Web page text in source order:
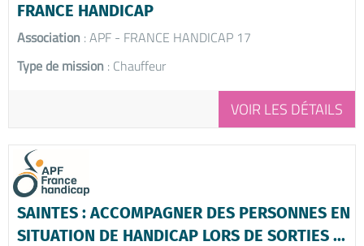
FRANCE HANDICAP
Association : APF - FRANCE HANDICAP 17
Type de mission : Chauffeur
VOIR LES DÉTAILS
SAINTES : ACCOMPAGNER DES PERSONNES EN
SITUATION DE HANDICAP LORS DE SORTIES ...